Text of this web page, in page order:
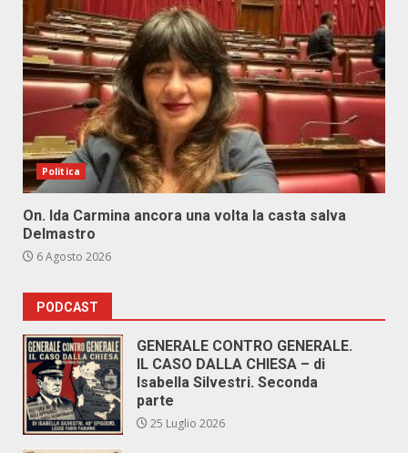
Politica
On. Ida Carmina ancora una volta la casta salva
Delmastro
6 Agosto 2026
PODCAST
GENERALE CONTRO GENERALE.
IL CASO DALLA CHIESA – di
Isabella Silvestri. Seconda
parte
25 Luglio 2026